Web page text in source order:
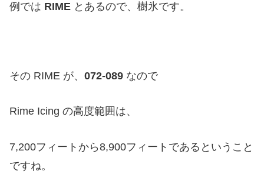
例では RIME とあるので、樹氷です。
その RIME が、 072-089 なので
Rime Icing の高度範囲は、
7,200フィートから8,900フィートであるということ
ですね。